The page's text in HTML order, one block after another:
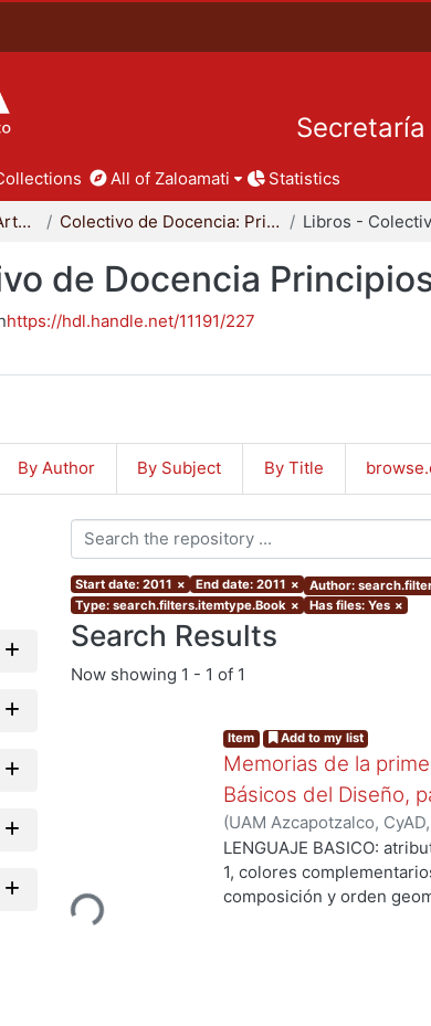
All of Zaloamati Statistics
División de Ciencias y Artes para el Diseño Colectivo de Docencia: Principios Básicos del Diseño
de Docencia
https://hdl.handle.net/11191/227
By Author By Subject By Title
Start date: 2011 × End date: 2011 × Author:
Type: search.filters.itemtype.Book × Has files: Yes ×
Search Results
Now showing 1 - 1 of 1
Loading...
Item Add to my list
Memorias de la
Básicos del Diseño,
(UAM Azcapotzalco,
2011)Seminario Taller
Universidad Autónoma
Artes para el Diseño.
LENGUAJE BASICO:
1, colores
composición y orden